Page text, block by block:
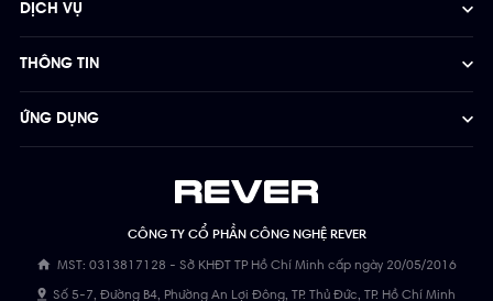
CÔNG TY CỔ PHẦN CÔNG NGHỆ REVER
MST: 0313817128 - Sở KHĐT TP Hồ Chí Minh cấp ngày 20/05/2016
Số 5-7, Đường B4, Phường An Lợi Đông, TP. Thủ Đức, TP. Hồ Chí Minh
DỊCH VỤ
THÔNG TIN
ỨNG DỤNG